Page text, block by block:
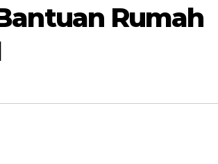
Rumah